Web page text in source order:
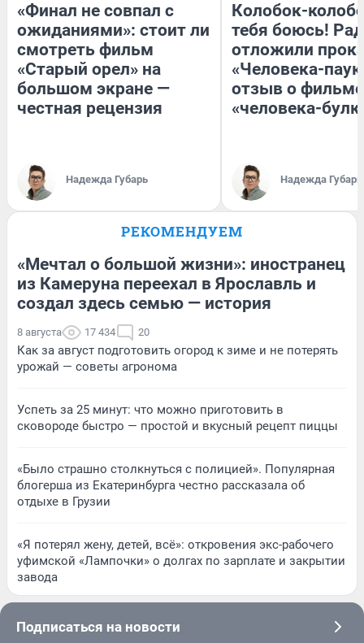
«Финал не совпал с
ожиданиями»: стоит ли
смотреть фильм
«Старый орел» на
большом экране —
честная рецензия
Надежда Губарь
Колобок-
тебя боюсь!
отложили
«Человека-
отзыв о
«человека-
Надежда Губарь
РЕКОМЕНДУЕМ
«Мечтал о большой жизни»: иностранец
из Камеруна переехал в Ярославль и
создал здесь семью — история
8 августа 17 434 20
Как за август подготовить огород к зиме и не потерять
урожай — советы агронома
Успеть за 25 минут: что можно приготовить в
сковороде быстро — простой и вкусный рецепт пиццы
«Было страшно столкнуться с полицией». Популярная
блогерша из Екатеринбурга честно рассказала об
отдыхе в Грузии
«Я потерял жену, детей, всё»: откровения экс-рабочего
уфимской «Лампочки» о долгах по зарплате и закрытии
завода
Подписаться на новости